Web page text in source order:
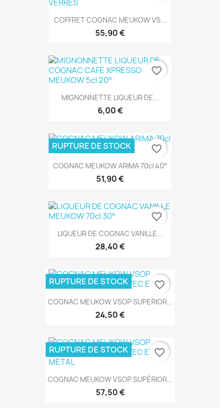
COFFRET COGNAC MEUKOW VS...
55,90 €
MIGNONNETTE LIQUEUR DE...
6,00 €
favorite_border
COGNAC MEUKOW ARIMA 70cl 40°
51,90 €
RUPTURE DE STOCK favorite_border
LIQUEUR DE COGNAC VANILLE...
28,40 €
favorite_border
COGNAC MEUKOW VSOP SUPERIOR...
24,50 €
RUPTURE DE STOCK favorite_border
COGNAC MEUKOW VSOP SUPÉRIOR...
57,50 €
RUPTURE DE STOCK favorite_border